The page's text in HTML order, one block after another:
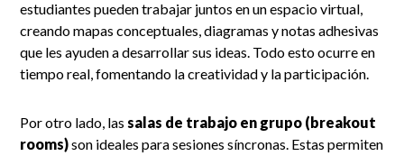
estudiantes pueden trabajar juntos en un espacio virtual,
creando mapas conceptuales, diagramas y notas adhesivas
que les ayuden a desarrollar sus ideas. Todo esto ocurre en
tiempo real, fomentando la creatividad y la participación.
Por otro lado, lassalas de trabajo en grupo (breakout
rooms)son ideales para sesiones síncronas. Estas permiten